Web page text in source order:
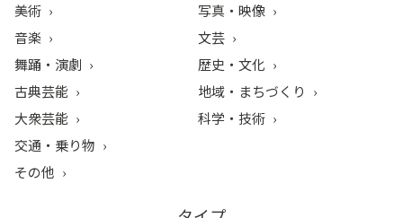
美術
音楽
舞踊・演劇
古典芸能
大衆芸能
写真・映像
文芸
歴史・文化
地域・まちづくり
科学・技術
交通・乗り物
その他